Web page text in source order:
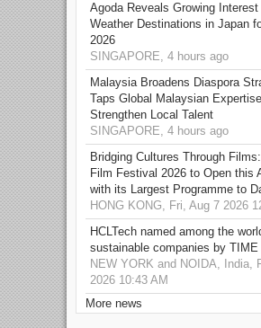
Agoda Reveals Growing Interest
Weather Destinations in Japan
2026
SINGAPORE, 4 hours ago
Malaysia Broadens Diaspora
Taps Global Malaysian
Strengthen Local Talent
SINGAPORE, 4 hours ago
Bridging Cultures Through
Film Festival 2026 to Open this
with its Largest Programme to
HONG KONG, Fri, Aug 7 2026
HCLTech named among the
sustainable companies by TIME
NEW YORK and NOIDA, India,
2026 10:43 AM
More news